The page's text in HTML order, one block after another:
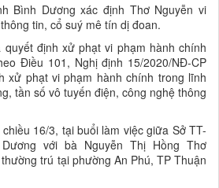
Bình Dương xác định Thơ Nguyễn vi
tin, cổ suý mê tín dị đoan.
định xử phạt vi phạm hành chính
Điều 101, Nghị định 15/2020/NĐ-CP
xử phạt vi phạm hành chính trong lĩnh
tần số vô tuyến điện, công nghệ thông
16/3, tại buổi làm việc giữa Sở TT-
với bà Nguyễn Thị Hồng Thơ
trú tại phường An Phú, TP Thuận